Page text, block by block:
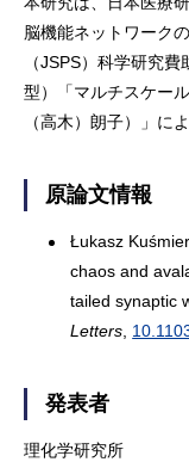
脳機能ネットワーク
（JSPS）科学研究
型）「マルチスケー
（高木）朗子）」に
原論文情報
Łukasz
chaos and
tailed synaptic
Letters
発表者
理化学研究所